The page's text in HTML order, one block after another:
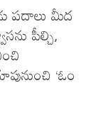
పదాలు మీద
పీల్చి,
‘ఓం